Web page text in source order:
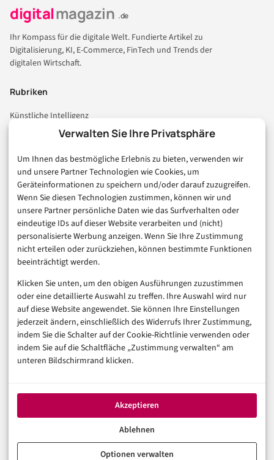
Verwalten Sie Ihre Privatsphäre
Um Ihnen das bestmögliche Erlebnis zu bieten, verwenden wir
und unsere Partner Technologien wie Cookies, um
Geräteinformationen zu speichern und/oder darauf zuzugreifen.
Wenn Sie diesen Technologien zustimmen, können wir und
unsere Partner persönliche Daten wie das Surfverhalten oder
eindeutige IDs auf dieser Website verarbeiten und (nicht)
personalisierte Werbung anzeigen. Wenn Sie Ihre Zustimmung
nicht erteilen oder zurückziehen, können bestimmte Funktionen
beeinträchtigt werden.
Klicken Sie unten, um den obigen Ausführungen zuzustimmen
oder eine detaillierte Auswahl zu treffen. Ihre Auswahl wird nur
auf diese Website angewendet. Sie können Ihre Einstellungen
jederzeit ändern, einschließlich des Widerrufs Ihrer Zustimmung,
indem Sie die Schalter auf der Cookie-Richtlinie verwenden oder
indem Sie auf die Schaltfläche „Zustimmung verwalten“ am
unteren Bildschirmrand klicken.
Akzeptieren
Ablehnen
Optionen verwalten
digitalmagazin .de
Ihr Kompass für die digitale Welt. Fundierte Artikel zu
Digitalisierung, KI, E-Commerce, FinTech und Trends der
digitalen Wirtschaft.
Rubriken
Künstliche Intelligenz
Technologie & IT
Consumer & Digital Life
Marketing
Finanzen & FinTech
Business & Karriere
Sicherheit & Recht
Digitalisierung
Marketing
Magazin
Unsere Redaktion
Werbeformate & Media Kit
Rechtliches
Datenschutzerklärung (EU)
Cookie-Richtlinie (EU)